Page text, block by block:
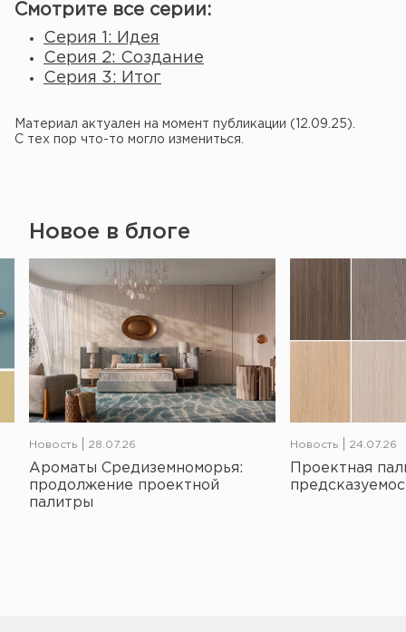
Смотрите все серии:
Серия 1: Идея
Серия 2: Создание
Серия 3: Итог
Материал актуален на момент публикации (12.09.25).
С тех пор что-то могло измениться.
Новое в блоге
Новость 28.07.26
Ароматы Средиземноморья:
продолжение проектной
палитры
Новость 24.07.26
Проектная